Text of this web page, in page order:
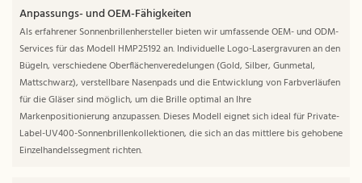
Anpassungs- und OEM-Fähigkeiten
Als erfahrener Sonnenbrillenhersteller bieten wir umfassende OEM- und ODM-
Services für das Modell HMP25192 an. Individuelle Logo-Lasergravuren an den
Bügeln, verschiedene Oberflächenveredelungen (Gold, Silber, Gunmetal,
Mattschwarz), verstellbare Nasenpads und die Entwicklung von Farbverläufen
für die Gläser sind möglich, um die Brille optimal an Ihre
Markenpositionierung anzupassen. Dieses Modell eignet sich ideal für Private-
Label-UV400-Sonnenbrillenkollektionen, die sich an das mittlere bis gehobene
Einzelhandelssegment richten.